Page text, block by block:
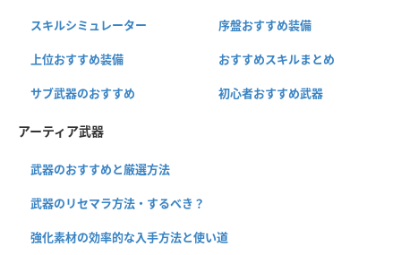
スキルシミュレーター 序盤おすすめ装備
上位おすすめ装備 おすすめスキルまとめ
サブ武器のおすすめ 初心者おすすめ武器
アーティア武器
武器のおすすめと厳選方法
武器のリセマラ方法・するべき？
強化素材の効率的な入手方法と使い道